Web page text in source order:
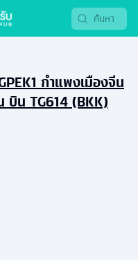
กำแพงเมืองจีน
บิน TG614 (BKK)